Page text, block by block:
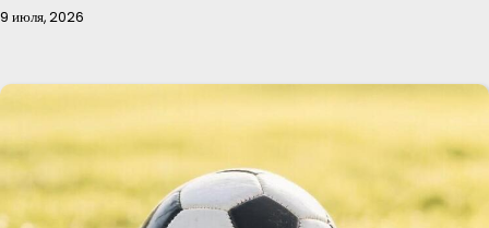
9 июля, 2026